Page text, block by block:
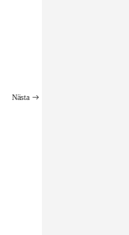
Nästa